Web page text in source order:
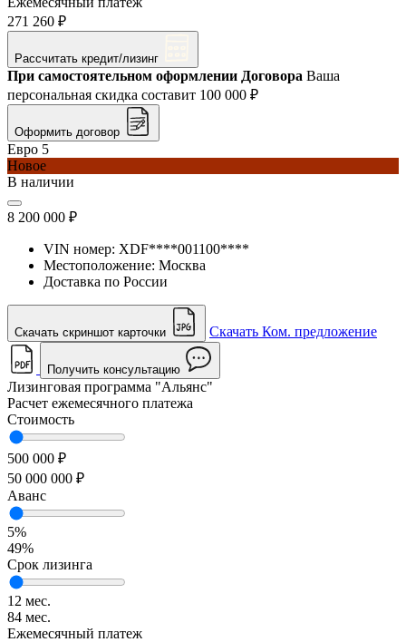
271 260 ₽
Рассчитать кредит/лизинг
При самостоятельном оформлении Договора Ваша
персональная скидка составит 100 000 ₽
Оформить договор
Евро 5
Новое
В наличии
8 200 000 ₽
VIN номер: XDF****001100****
Местоположение: Москва
Доставка по России
Скачать скриншот карточки Скачать Ком. предложение
Получить консультацию
Лизинговая программа "Альянс"
Расчет ежемесячного платежа
Стоимость
500 000 ₽
50 000 000 ₽
Аванс
5%
49%
Срок лизинга
12 мес.
84 мес.
Ежемесячный платеж